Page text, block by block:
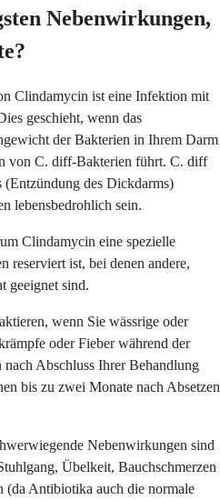
Nebenwirkungen,
Clindamycin ist eine Infektion mit
geschieht, wenn das
der Bakterien in Ihrem Darm
von C. diff-Bakterien führt. C. diff
des Dickdarms)
lebensbedrohlich sein.
Clindamycin eine spezielle
reserviert ist, bei denen andere,
geeignet sind.
wenn Sie wässrige oder
oder Fieber während der
Abschluss Ihrer Behandlung
bis zu zwei Monate nach Absetzen
Nebenwirkungen sind
Übelkeit, Bauchschmerzen
Antibiotika auch die normale